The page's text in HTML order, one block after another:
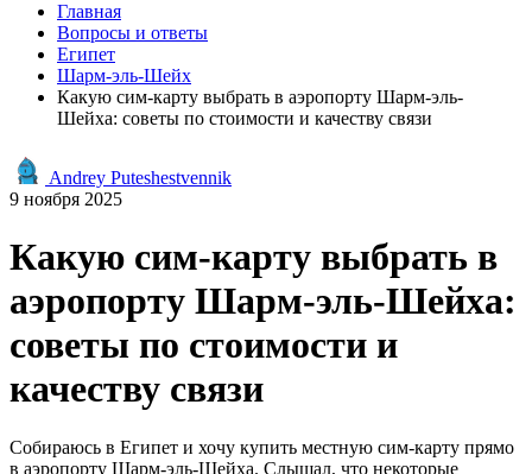
Главная
Вопросы и ответы
Египет
Шарм-эль-Шейх
Какую сим-карту выбрать в аэропорту Шарм-эль-
Шейха: советы по стоимости и качеству связи
Andrey Puteshestvennik
9 ноября 2025
Какую сим-карту выбрать в
аэропорту Шарм-эль-Шейха:
советы по стоимости и
качеству связи
Собираюсь в Египет и хочу купить местную сим-карту прямо
в аэропорту Шарм-эль-Шейха. Слышал, что некоторые